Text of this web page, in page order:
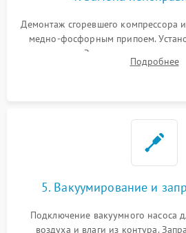
Демонтаж сгоревшего компрессора
медно-фосфорным припоем.
осушителя. Замена изношенных
сломанных заслонок илиПодробнее
5. Вакуумирование и
Подключение вакуумного насоса
воздуха и влаги из контура.